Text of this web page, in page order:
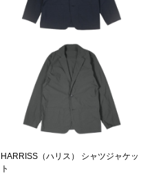
HARRISS（ハリス） シャツジャケッ
ト